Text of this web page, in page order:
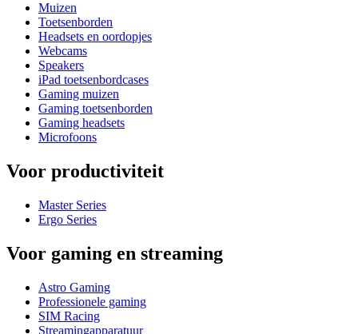
Muizen
Toetsenborden
Headsets en oordopjes
Webcams
Speakers
iPad toetsenbordcases
Gaming muizen
Gaming toetsenborden
Gaming headsets
Microfoons
Voor productiviteit
Master Series
Ergo Series
Voor gaming en streaming
Astro Gaming
Professionele gaming
SIM Racing
Streamingapparatuur